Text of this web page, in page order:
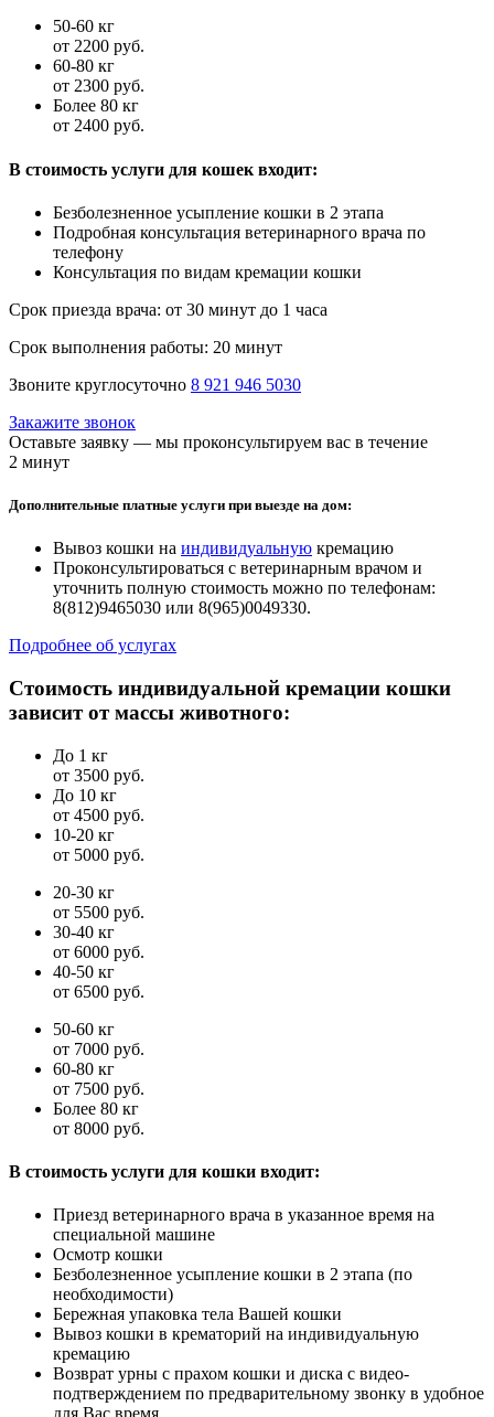
50-60 кг
от 2200 руб.
60-80 кг
от 2300 руб.
Более 80 кг
от 2400 руб.
В стоимость услуги для кошек входит:
Безболезненное усыпление кошки в 2 этапа
Подробная консультация ветеринарного врача по
телефону
Консультация по видам кремации кошки
Срок приезда врача: от 30 минут до 1 часа
Срок выполнения работы: 20 минут
Звоните круглосуточно 8 921 946 5030
Закажите звонок
Оставьте заявку — мы проконсультируем вас в течение
2 минут
Дополнительные платные услуги при выезде на дом:
Вывоз кошки на индивидуальную кремацию
Проконсультироваться с ветеринарным врачом и
уточнить полную стоимость можно по телефонам:
8(812)9465030 или 8(965)0049330.
Подробнее об услугах
Стоимость индивидуальной кремации кошки
зависит от массы животного:
До 1 кг
от 3500 руб.
До 10 кг
от 4500 руб.
10-20 кг
от 5000 руб.
20-30 кг
от 5500 руб.
30-40 кг
от 6000 руб.
40-50 кг
от 6500 руб.
50-60 кг
от 7000 руб.
60-80 кг
от 7500 руб.
Более 80 кг
от 8000 руб.
В стоимость услуги для кошки входит:
Приезд ветеринарного врача в указанное время на
специальной машине
Осмотр кошки
Безболезненное усыпление кошки в 2 этапа (по
необходимости)
Бережная упаковка тела Вашей кошки
Вывоз кошки в крематорий на индивидуальную
кремацию
Возврат урны с прахом кошки и диска с видео-
подтверждением по предварительному звонку в удобное